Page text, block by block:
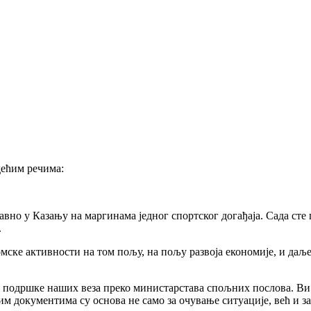
речима:
у Казању на маргинама једног спортског догађаја. Сада
активности на том пољу, на пољу развоја економије, и
наших веза преко министарстава спољних послова.
документима су основа не само за очување ситуације, већ и